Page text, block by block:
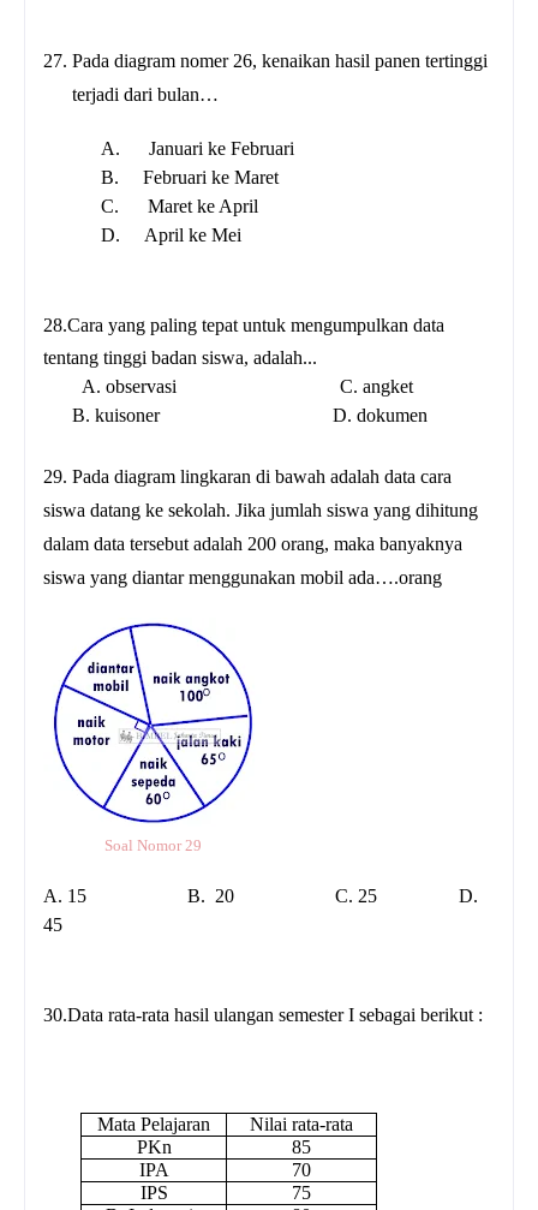
27. Pada diagram nomer 26, kenaikan hasil panen tertinggi
terjadi dari bulan…
A.
Januari ke Februari
B.
Februari ke Maret
C.
Maret ke April
D.
April ke Mei
28.Cara yang paling tepat untuk mengumpulkan data
tentang tinggi badan siswa, adalah...
A. observasi C. angket
B. kuisoner D. dokumen
29. Pada diagram lingkaran di bawah adalah data cara
siswa datang ke sekolah. Jika jumlah siswa yang dihitung
dalam data tersebut adalah 200 orang, maka banyaknya
siswa yang diantar menggunakan mobil ada….orang
Soal Nomor 29
A. 15 B. 20 C. 25 D.
45
30.Data rata-rata hasil ulangan semester I sebagai berikut :
Mata Pelajaran
Nilai rata-rata
PKn
85
IPA
70
IPS
75